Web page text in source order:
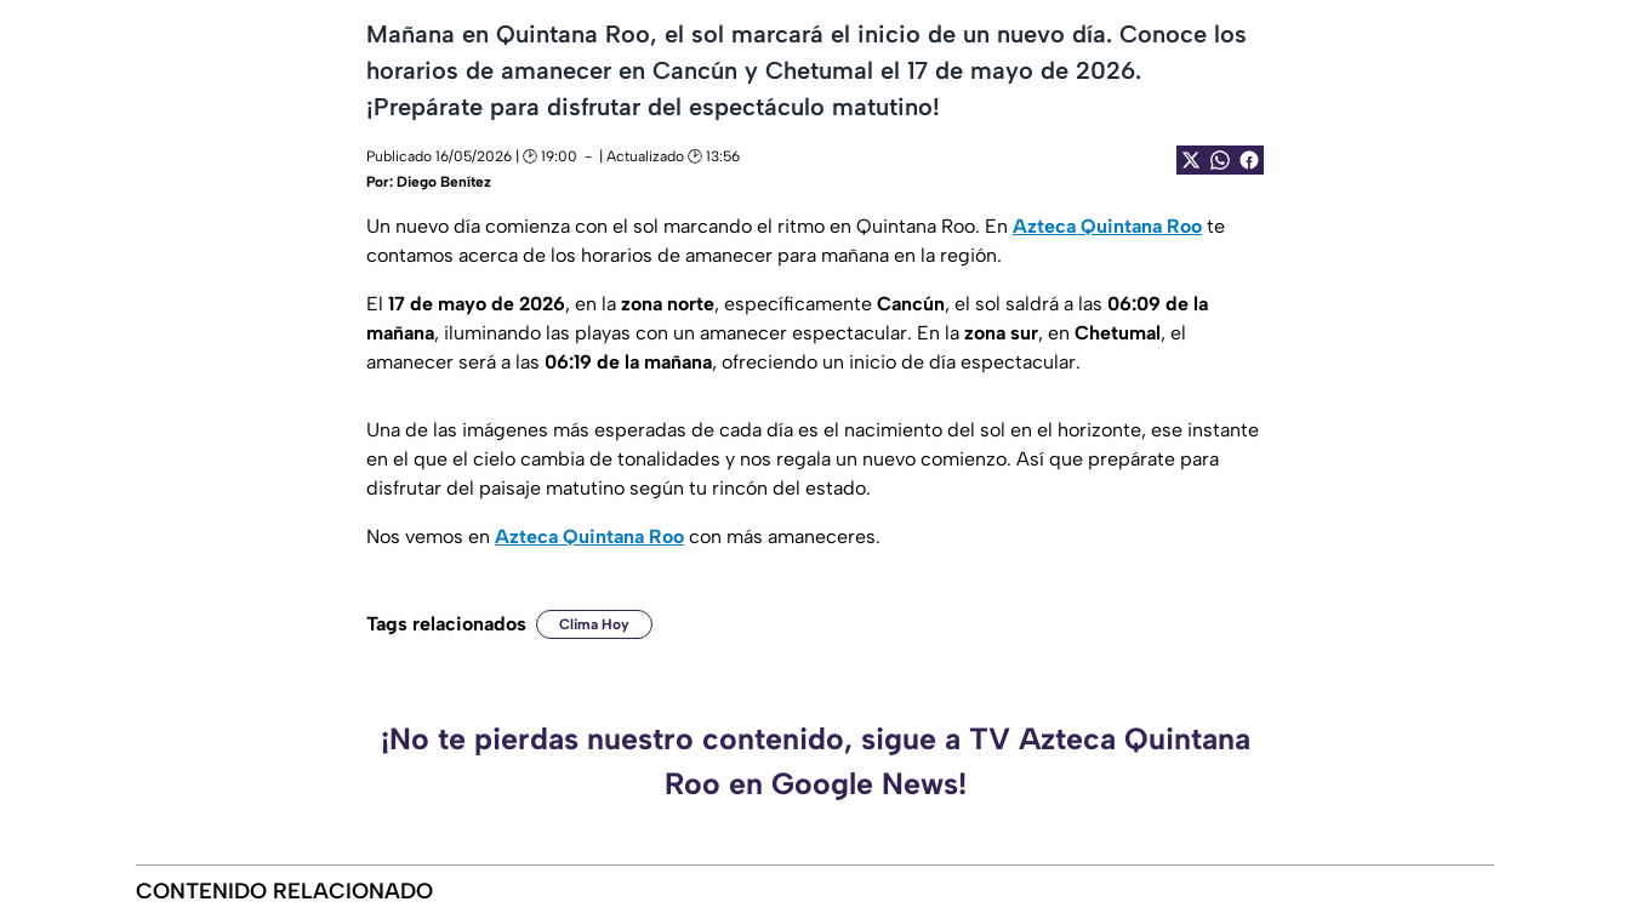
Mañana en Quintana Roo, el sol marcará el inicio de un nuevo día. Conoce los
horarios de amanecer en Cancún y Chetumal el 17 de mayo de 2026.
¡Prepárate para disfrutar del espectáculo matutino!
Publicado 16/05/2026 | 🕑 19:00
| Actualizado 🕑 13:56
Por: Diego Benítez
Un nuevo día comienza con el sol marcando el ritmo en Quintana Roo. En Azteca Quintana Roo te
contamos acerca de los horarios de amanecer para mañana en la región.
El 17 de mayo de 2026, en la zona norte, específicamente Cancún, el sol saldrá a las 06:09 de la
mañana, iluminando las playas con un amanecer espectacular. En la zona sur, en Chetumal, el
amanecer será a las 06:19 de la mañana, ofreciendo un inicio de día espectacular.
Una de las imágenes más esperadas de cada día es el nacimiento del sol en el horizonte, ese instante
en el que el cielo cambia de tonalidades y nos regala un nuevo comienzo. Así que prepárate para
disfrutar del paisaje matutino según tu rincón del estado.
Nos vemos en Azteca Quintana Roo con más amaneceres.
Tags relacionados Clima Hoy
¡No te pierdas nuestro contenido, sigue a TV Azteca Quintana
Roo en Google News!
CONTENIDO RELACIONADO